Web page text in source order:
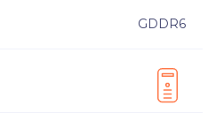
GDDR6